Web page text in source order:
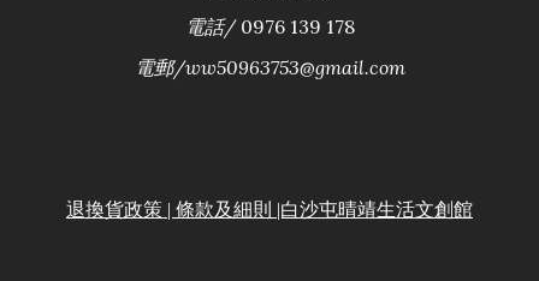
電話/ 0976 139 178
電郵/ww50963753@gmail.com
退換貨政策 | 條款及細則 |白沙屯晴靖生活文創館